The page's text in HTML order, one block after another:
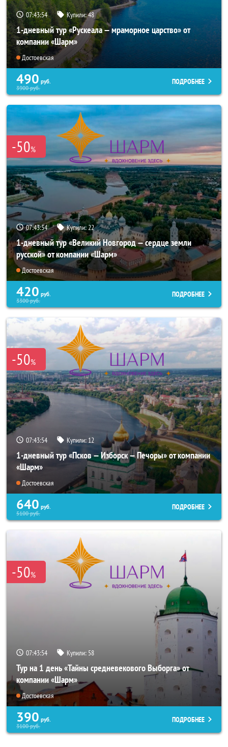
07:43:53 Купили:48
1-дневный тур «Рускеала — мраморное царство» от
компании «Шарм»
Достоевская
490 руб.
3900руб.
ПОДРОБНЕЕ
-50%
07:43:53 Купили: 22
1-дневный тур «Великий Новгород — сердце земли
русской» от компании «Шарм»
Достоевская
420 руб.
3300руб.
ПОДРОБНЕЕ
-50%
07:43:53 Купили: 12
1-дневный тур «Псков — Изборск — Печоры» от компании
«Шарм»
Достоевская
640 руб.
5100руб.
ПОДРОБНЕЕ
-50%
07:43:53 Купили: 58
Тур на 1 день «Тайны средневекового Выборга» от
компании «Шарм»
Достоевская
390 руб.
3100руб.
ПОДРОБНЕЕ